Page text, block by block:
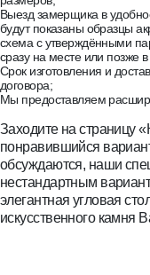
Выезд замерщика в
будут показаны образцы
схема с утверждёнными
сразу на месте или позже
Срок изготовления и
договора;
Мы предоставляем
Заходите на страницу
понравившийся
обсуждаются, наши
нестандартным
элегантная угловая
искусственного камня